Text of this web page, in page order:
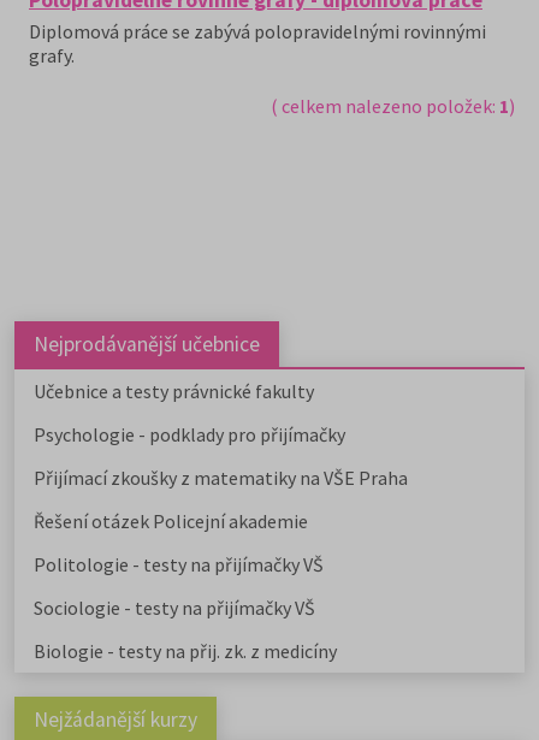
Diplomová práce se zabývá polopravidelnými rovinnými
grafy.
( celkem nalezeno položek: 1)
Nejprodávanější učebnice
Učebnice a testy právnické fakulty
Psychologie - podklady pro přijímačky
Přijímací zkoušky z matematiky na VŠE Praha
Řešení otázek Policejní akademie
Politologie - testy na přijímačky VŠ
Sociologie - testy na přijímačky VŠ
Biologie - testy na přij. zk. z medicíny
Nejžádanější kurzy